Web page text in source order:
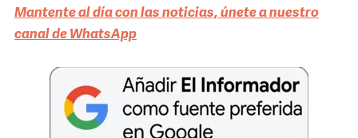
Mantente al día con las noticias, únete a nuestro
canal de WhatsApp